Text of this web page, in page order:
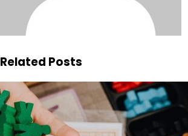
Related Posts